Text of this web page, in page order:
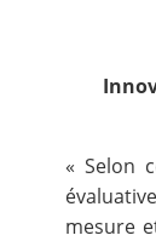
Nous suivre
« Selon
mesure